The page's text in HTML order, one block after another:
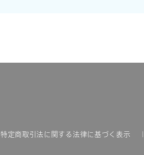
特定商取引法に関する法律に基づく表示